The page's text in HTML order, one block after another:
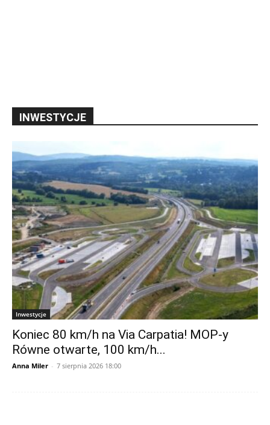
INWESTYCJE
Inwestycje
Koniec 80 km/h na Via Carpatia! MOP-y
Równe otwarte, 100 km/h...
Anna Miler - 7 sierpnia 2026 18:00